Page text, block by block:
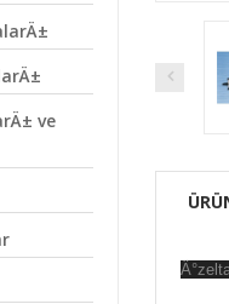
ve